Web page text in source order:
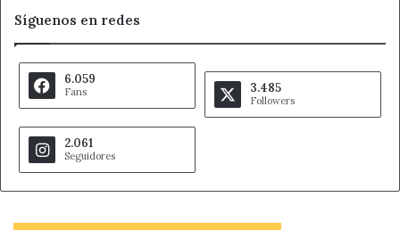
Síguenos en redes
6.059
Fans 3.485
Followers
2.061
Seguidores